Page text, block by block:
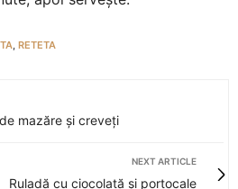
, RETETA
mazăre și creveți
NEXT ARTICLE
Ruladă cu ciocolată și portocale